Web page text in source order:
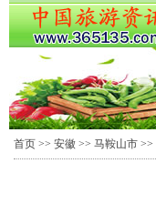
首页 >> 安徽 >> 马鞍山市 >>